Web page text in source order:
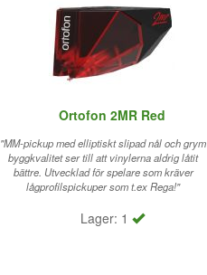
Ortofon 2MR Red
"MM-pickup med elliptiskt slipad nål och grym
byggkvalitet ser till att vinylerna aldrig låtit
bättre. Utvecklad för spelare som kräver
lågprofilspickuper som t.ex Rega!"
Lager: 1